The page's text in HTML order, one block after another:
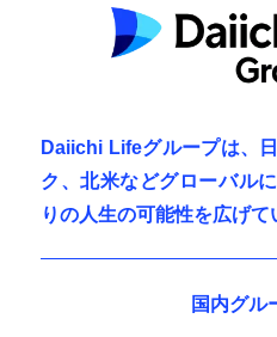
Daiichi Lifeグループは、
ク、北米などグローバル
りの人生の可能性を広げて
国内グル